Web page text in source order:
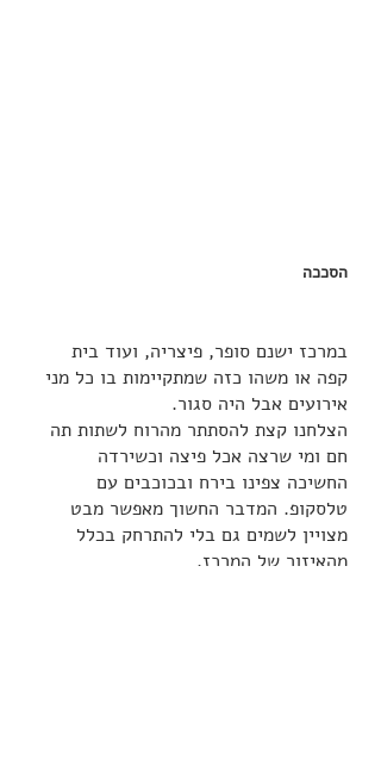
הסככה
במרכז ישנם סופר, פיצריה, ועוד בית
קפה או משהו כזה שמתקיימות בו כל מני
אירועים אבל היה סגור.
הצלחנו קצת להסתתר מהרוח לשתות תה
חם ומי שרצה אכל פיצה וכשירדה
החשיכה צפינו בירח ובכוכבים עם
טלסקופ. המדבר החשוך מאפשר מבט
מצויין לשמים גם בלי להתרחק בכלל
מהאיזור של המרכז.